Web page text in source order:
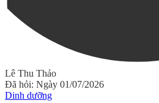
Lê Thu Thảo
Đã hỏi: Ngày 01/07/2026
Dinh dưỡng